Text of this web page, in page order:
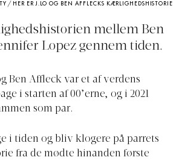
/ HER ER J.LO OG BEN AFFLECKS KÆRLIGHEDSHISTORIE
mellem Ben
Lopez gennem tiden.
Ben Affleck var et af verdens
i starten af 00’erne, og i 2021
som par.
i tiden og bliv klogere på parrets
fra de mødte hinanden første